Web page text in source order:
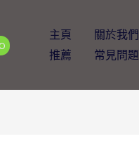
主頁 關於我們
推薦
常見問題